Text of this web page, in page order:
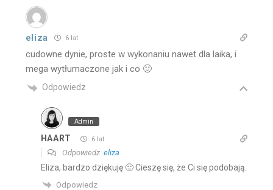
eliza 6 lat
cudowne dynie, proste w wykonaniu nawet dla laika, i
mega wytłumaczone jak i co 🙂
Odpowiedz
Admin
HAART 6 lat
Odpowiedz eliza
Eliza, bardzo dziękuję 🙂 Cieszę się, że Ci się podobają.
Odpowiedz